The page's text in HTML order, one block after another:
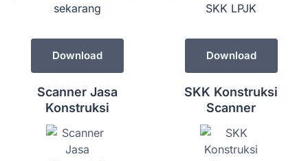
sekarang
Download
SKK LPJK
Download
Scanner Jasa
Konstruksi
SKK Konstruksi
Scanner